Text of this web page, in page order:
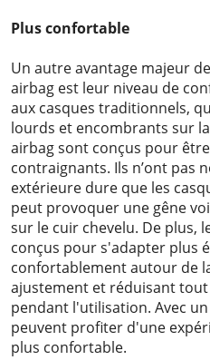
Plus confortable
Un autre avantage majeur
airbag est leur niveau de
aux casques traditionnels,
lourds et encombrants sur
airbag sont conçus pour
contraignants. Ils n’ont pas
extérieure dure que les
peut provoquer une gêne
sur le cuir chevelu. De plus,
conçus pour s'adapter plus
confortablement autour de
ajustement et réduisant
pendant l'utilisation. Avec
peuvent profiter d'une
plus confortable.